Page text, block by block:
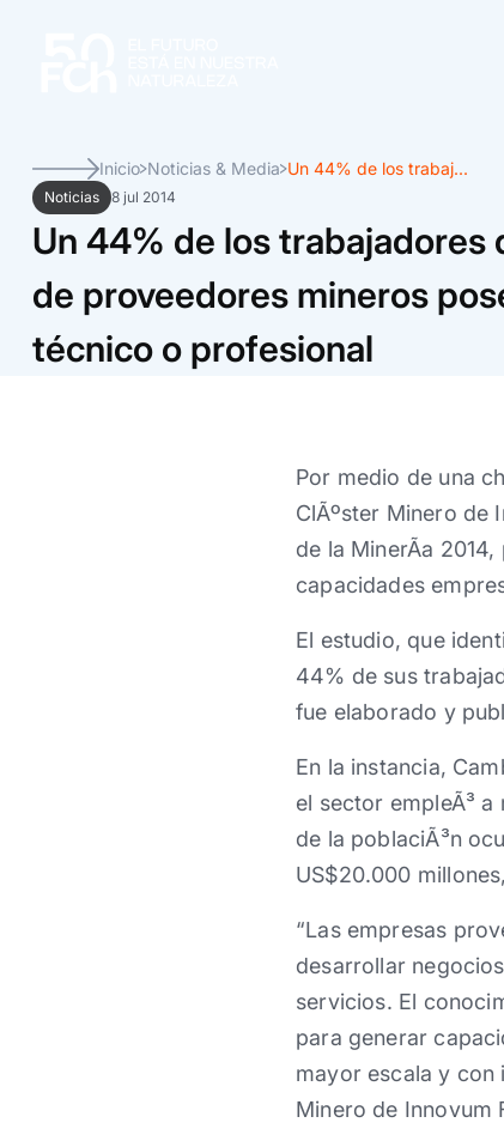
Inicio Noticias & Media Un 44% de los trabaj...
Noticias 8 jul 2014
Un 44% de los trabajadores
de proveedores mineros
técnico o profesional
Por medio de una
ClÃºster Minero de
de la MinerÃ­a
capacidades
El estudio, que
44% de sus
fue elaborado y
En la instancia,
el sector empleÃ³ a
de la poblaciÃ³n
US$20.000
“Las empresas
desarrollar
servicios. El
para generar
mayor escala y con
Minero de Innovum